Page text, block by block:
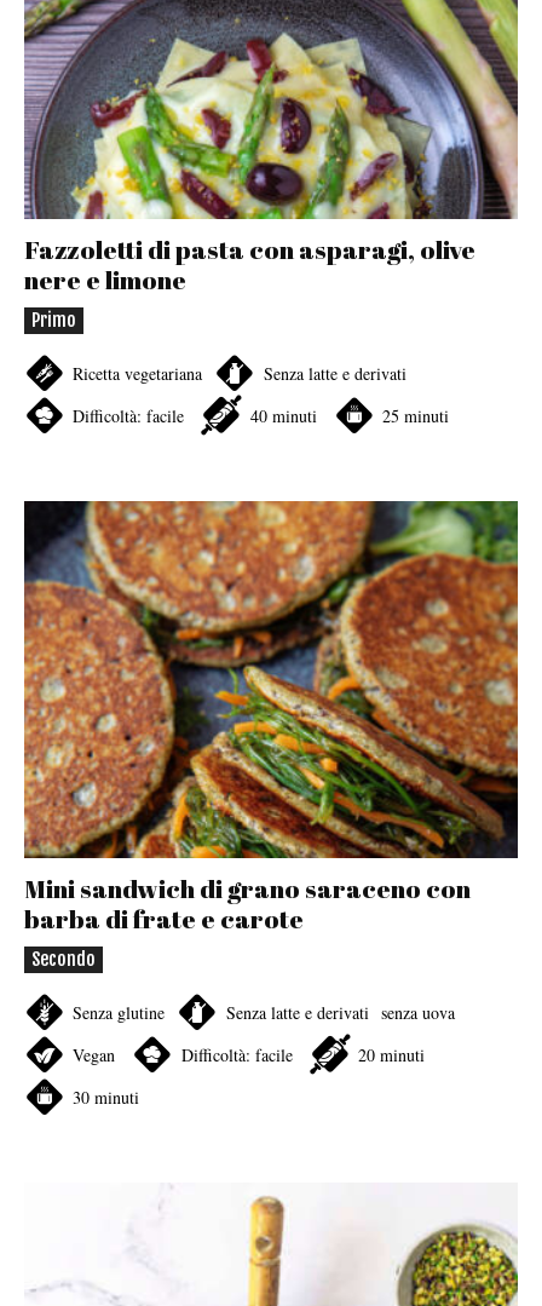
Fazzoletti di pasta con asparagi, olive
nere e limone
Primo
Ricetta vegetariana
Senza latte e derivati
Difficoltà: facile
40 minuti 25 minuti
Mini sandwich di grano saraceno con
barba di frate e carote
Secondo
Senza glutine Senza latte e derivati senza uova
Vegan
Difficoltà: facile
20 minuti
30 minuti